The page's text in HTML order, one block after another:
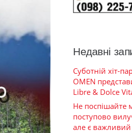
Недавні
Суботній хіт-
OMEN
Libre & Dolce
Не поспішайте
поступово
але є